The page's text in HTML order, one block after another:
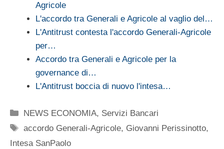
Agricole
L'accordo tra Generali e Agricole al vaglio del…
L'Antitrust contesta l'accordo Generali-Agricole
per…
Accordo tra Generali e Agricole per la
governance di…
L'Antitrust boccia di nuovo l'intesa…
Categorie
NEWS ECONOMIA, Servizi Bancari
Tag
accordo Generali-Agricole, Giovanni Perissinotto,
Intesa SanPaolo